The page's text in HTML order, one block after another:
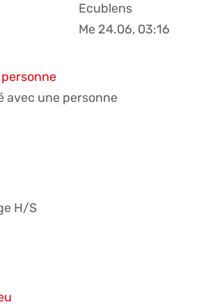
Ecublens
Me 24.06, 03:16
avec une personne
H/S